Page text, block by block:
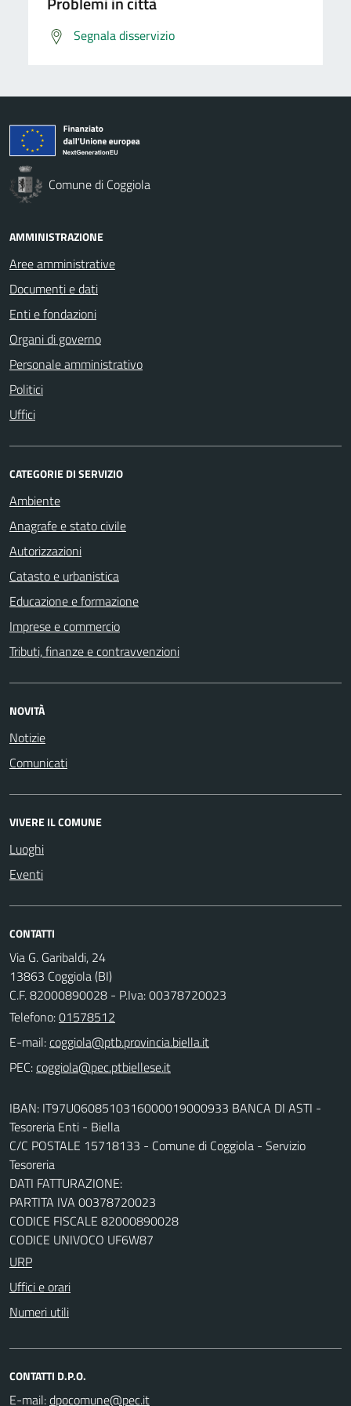
Segnala disservizio
Comune di Coggiola
AMMINISTRAZIONE
Aree amministrative
Documenti e dati
Enti e fondazioni
Organi di governo
Personale amministrativo
Politici
Uffici
CATEGORIE DI SERVIZIO
Ambiente
Anagrafe e stato civile
Autorizzazioni
Catasto e urbanistica
Educazione e formazione
Imprese e commercio
Tributi, finanze e contravvenzioni
NOVITÀ
Notizie
Comunicati
VIVERE IL COMUNE
Luoghi
Eventi
CONTATTI
Via G. Garibaldi, 24
13863 Coggiola (BI)
C.F. 82000890028 - P.Iva: 00378720023
Telefono:01578512
E-mail:
PEC:
IBAN: IT97U0608510316000019000933 BANCA DI ASTI -
Tesoreria Enti - Biella
C/C POSTALE 15718133 - Comune di Coggiola - Servizio
Tesoreria
DATI FATTURAZIONE:
PARTITA IVA 00378720023
CODICE FISCALE 82000890028
CODICE UNIVOCO UF6W87
URP
Uffici e orari
Numeri utili
CONTATTI D.P.O.
E-mail: